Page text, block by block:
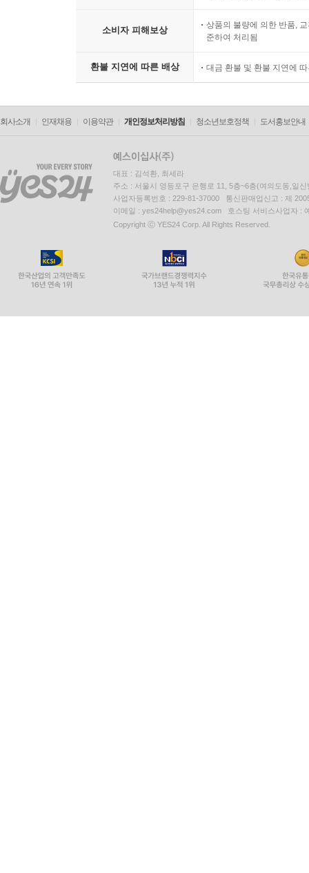
소비자 피해보상
상품의 불량에 의한 반품,
준하여 처리됨
환불 지연에 따른 배상 대금 환불 및 환불 지연에
회사소개 인재채용 이용약관 개인정보처리방침 청소년보호정책 도서홍보안내
대표 : 김석환, 최세라
주소 : 서울시 영등포구 은행로 11, 5층~6층(여의도동,일신
사업자등록번호 : 229-81-37000 통신판매업신고 : 제
이메일 : yes24help@yes24.com 호스팅 서비스사업자 :
Copyright ⓒ YES24 Corp. All Rights Reserved.